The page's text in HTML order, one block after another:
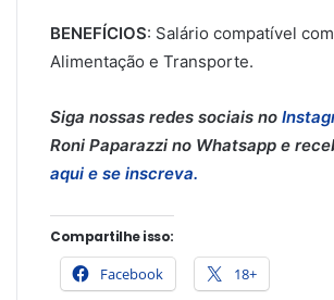
BENEFÍCIOS: Salário compatível
Alimentação e Transporte.
Siga nossas redes sociais no
Roni Paparazzi no Whatsapp e
aqui e se inscreva.
Compartilhe isso:
Facebook 18+